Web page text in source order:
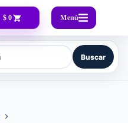
$ 0 Menú
Buscar